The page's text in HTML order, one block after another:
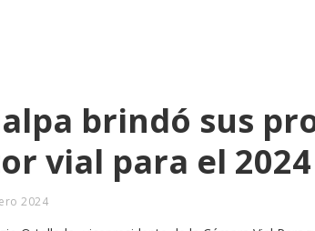
brindó sus
vial para el 2024
2024